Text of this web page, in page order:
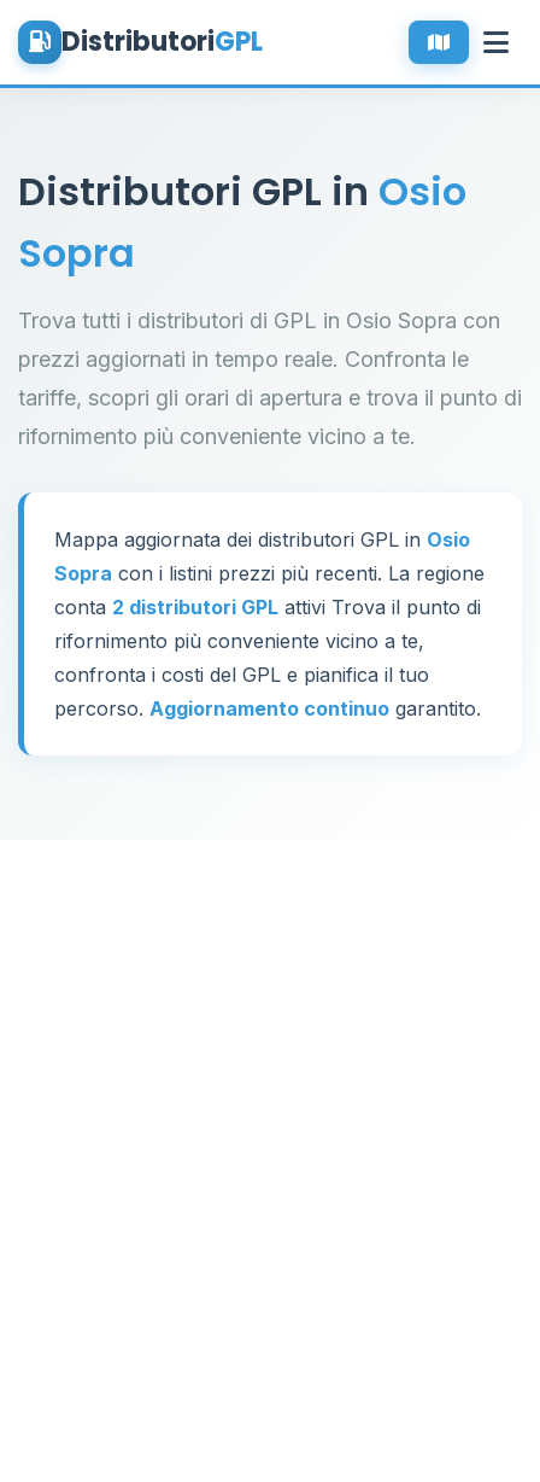
DistributoriGPL
Distributori GPL in Osio
Sopra
Trova tutti i distributori di GPL in Osio Sopra con
prezzi aggiornati in tempo reale. Confronta le
tariffe, scopri gli orari di apertura e trova il punto di
rifornimento più conveniente vicino a te.
Mappa aggiornata dei distributori GPL in Osio
Sopra con i listini prezzi più recenti. La regione
conta 2 distributori GPL attivi Trova il punto di
rifornimento più conveniente vicino a te,
confronta i costi del GPL e pianifica il tuo
percorso. Aggiornamento continuo garantito.